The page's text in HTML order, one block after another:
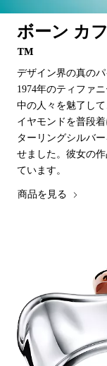
ボーン カ
™
デザイン界の真の
1974年のティファ
中の人々を魅了し
イヤモンドを普段
ターリングシルバ
せました。彼女の
ています。
商品を見る